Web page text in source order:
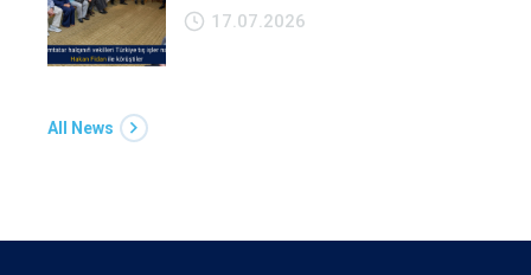
17.07.2026
All News